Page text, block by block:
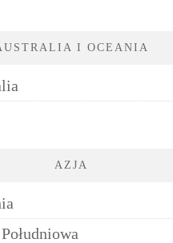
I OCEANIA
AZJA